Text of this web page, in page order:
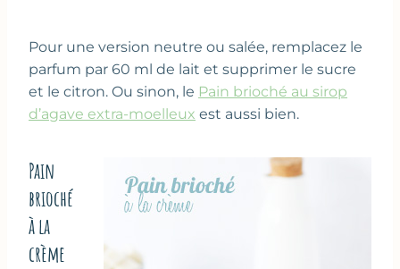
Pour une version neutre ou salée, remplacez le
parfum par 60 ml de lait et supprimer le sucre
et le citron. Ou sinon, le Pain brioché au sirop
d’agave extra-moelleux est aussi bien.
Pain
brioché
à la
crème